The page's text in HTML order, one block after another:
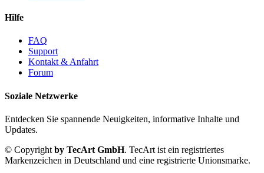
Hilfe
FAQ
Support
Kontakt & Anfahrt
Forum
Soziale Netzwerke
Entdecken Sie spannende Neuigkeiten, informative Inhalte und
Updates.
© Copyright by TecArt GmbH. TecArt ist ein registriertes
Markenzeichen in Deutschland und eine registrierte Unionsmarke.